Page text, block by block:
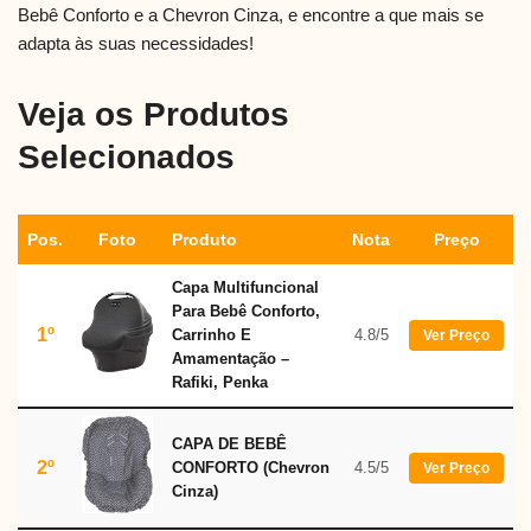
Bebê Conforto e a Chevron Cinza, e encontre a que mais se
adapta às suas necessidades!
Veja os Produtos
Selecionados
Pos. Foto Produto Nota Preço
1º
Capa Multifuncional
Para Bebê Conforto,
Carrinho E
Amamentação –
Rafiki, Penka
4.8/5 Ver Preço
2º
CAPA DE BEBÊ
CONFORTO (Chevron
Cinza)
4.5/5 Ver Preço